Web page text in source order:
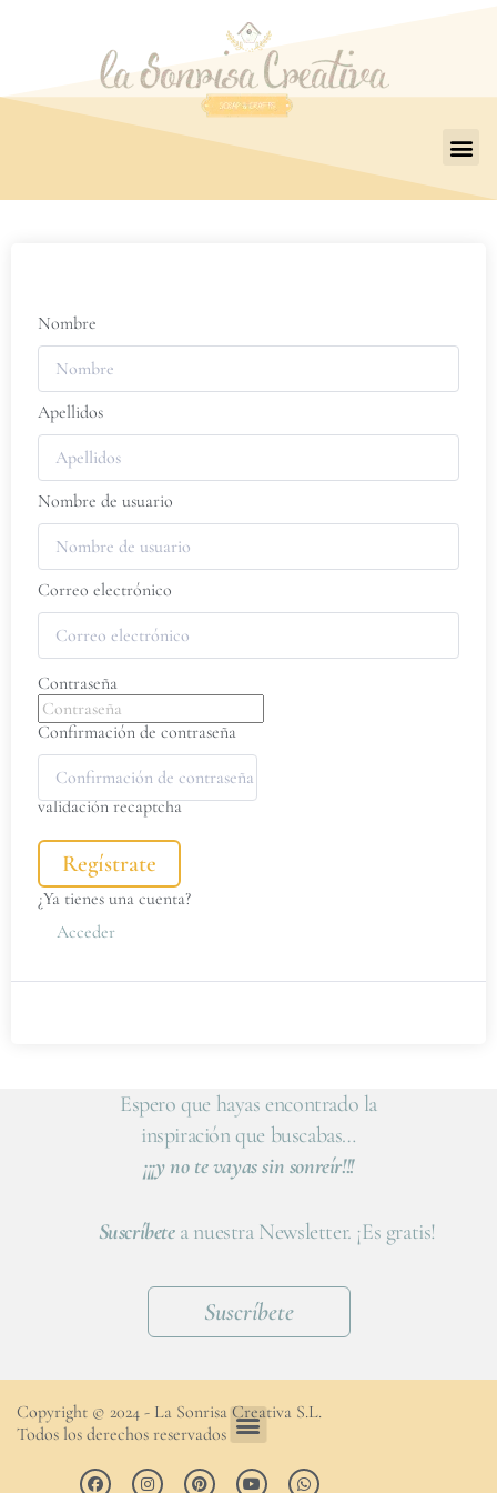
Nombre
Apellidos
Nombre de usuario
Correo electrónico
Contraseña
Confirmación de contraseña
validación recaptcha
Regístrate
¿Ya tienes una cuenta?
Acceder
Espero que hayas encontrado la
inspiración que buscabas…
¡¡¡y no te vayas sin sonreír!!!
Suscríbetea nuestra Newsletter. ¡Es gratis!
Suscríbete
Copyright © 2024 - La Sonrisa Creativa S.L.
Todos los derechos reservados